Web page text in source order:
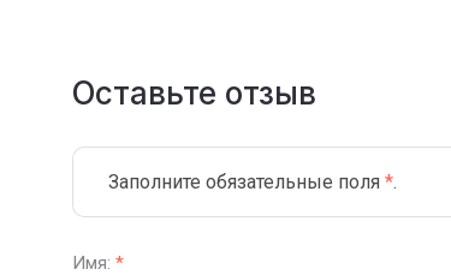
Оставьте отзыв
Заполните обязательные поля *.
Имя: *